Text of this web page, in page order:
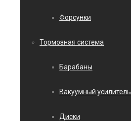
Форсунки
Тормозная система
Барабаны
Вакуумный усилитель
Диски